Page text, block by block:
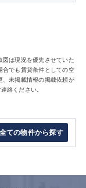
は現況を優先させていた
でも賃貸条件としての空
未掲載情報の掲載依頼が
絡ください。
全ての物件から探す